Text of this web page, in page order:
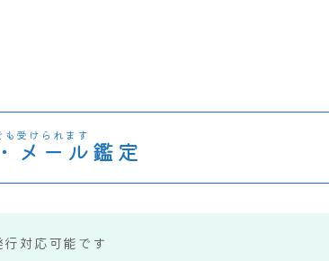
受けられます
メール鑑定
対応可能です